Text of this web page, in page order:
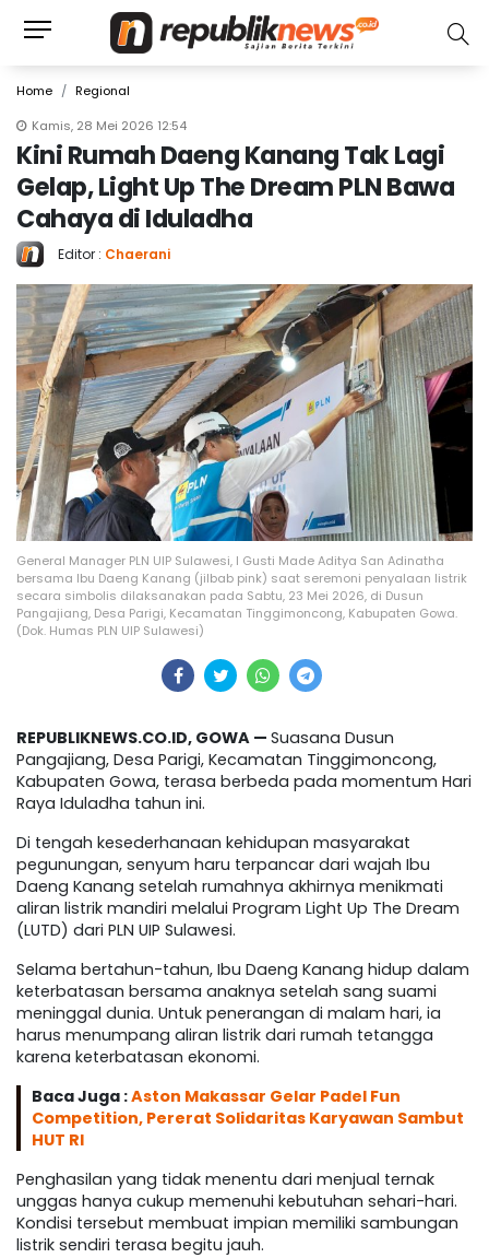
Home
Regional
Kamis, 28 Mei 2026 12:54
Kini Rumah Daeng Kanang Tak Lagi
Gelap, Light Up The Dream PLN Bawa
Cahaya di Iduladha
Editor : Chaerani
General Manager PLN UIP Sulawesi, I Gusti Made Aditya San Adinatha
bersama Ibu Daeng Kanang (jilbab pink) saat seremoni penyalaan listrik
secara simbolis dilaksanakan pada Sabtu, 23 Mei 2026, di Dusun
Pangajiang, Desa Parigi, Kecamatan Tinggimoncong, Kabupaten Gowa.
(Dok. Humas PLN UIP Sulawesi)
REPUBLIKNEWS.CO.ID, GOWA — Suasana Dusun
Pangajiang, Desa Parigi, Kecamatan Tinggimoncong,
Kabupaten Gowa, terasa berbeda pada momentum Hari
Raya Iduladha tahun ini.
Di tengah kesederhanaan kehidupan masyarakat
pegunungan, senyum haru terpancar dari wajah Ibu
Daeng Kanang setelah rumahnya akhirnya menikmati
aliran listrik mandiri melalui Program Light Up The Dream
(LUTD) dari PLN UIP Sulawesi.
Selama bertahun-tahun, Ibu Daeng Kanang hidup dalam
keterbatasan bersama anaknya setelah sang suami
meninggal dunia. Untuk penerangan di malam hari, ia
harus menumpang aliran listrik dari rumah tetangga
karena keterbatasan ekonomi.
Baca Juga :Aston Makassar Gelar Padel Fun
Competition, Pererat Solidaritas Karyawan Sambut
HUT RI
Penghasilan yang tidak menentu dari menjual ternak
unggas hanya cukup memenuhi kebutuhan sehari-hari.
Kondisi tersebut membuat impian memiliki sambungan
listrik sendiri terasa begitu jauh.